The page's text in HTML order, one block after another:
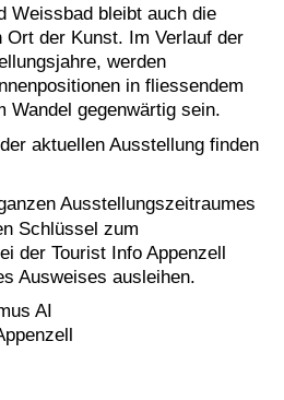
Weissbad bleibt auch die
Ort der Kunst. Im Verlauf der
werden
in fliessendem
Wandel gegenwärtig sein.
aktuellen Ausstellung finden
Ausstellungszeitraumes
Schlüssel zum
der Tourist Info Appenzell
Ausweises ausleihen.
AI